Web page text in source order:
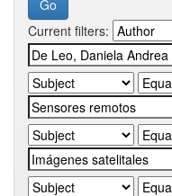
Current filters: